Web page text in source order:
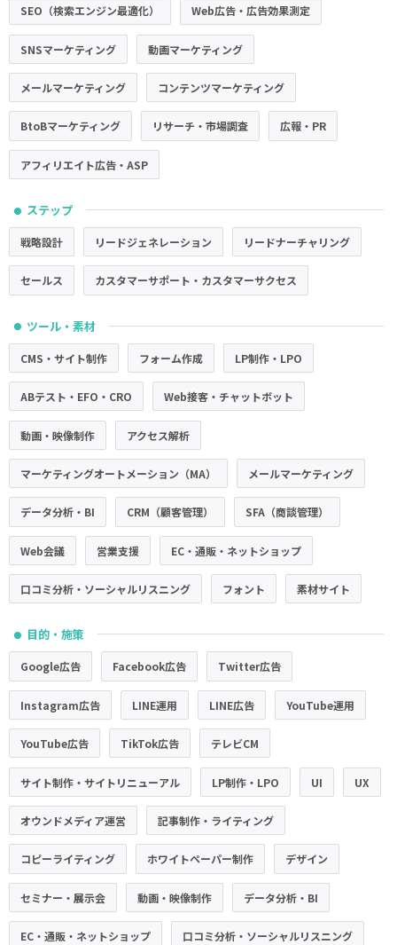
SEO（検索エンジン最適化） Web広告・広告効果測定
SNSマーケティング 動画マーケティング
メールマーケティング コンテンツマーケティング
BtoBマーケティング リサーチ・市場調査 広報・PR
アフィリエイト広告・ASP
● ステップ
戦略設計 リードジェネレーション リードナーチャリング
セールス カスタマーサポート・カスタマーサクセス
● ツール・素材
CMS・サイト制作 フォーム作成 LP制作・LPO
ABテスト・EFO・CRO Web接客・チャットボット
動画・映像制作 アクセス解析
マーケティングオートメーション（MA） メールマーケティング
データ分析・BI CRM（顧客管理） SFA（商談管理）
Web会議 営業支援 EC・通販・ネットショップ
口コミ分析・ソーシャルリスニング フォント 素材サイト
● 目的・施策
Google広告 Facebook広告 Twitter広告
Instagram広告 LINE運用 LINE広告 YouTube運用
YouTube広告 TikTok広告 テレビCM
サイト制作・サイトリニューアル LP制作・LPO UI UX
オウンドメディア運営 記事制作・ライティング
コピーライティング ホワイトペーパー制作 デザイン
セミナー・展示会 動画・映像制作 データ分析・BI
EC・通販・ネットショップ 口コミ分析・ソーシャルリスニング